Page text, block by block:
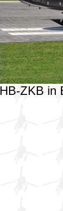
HB-ZKB in